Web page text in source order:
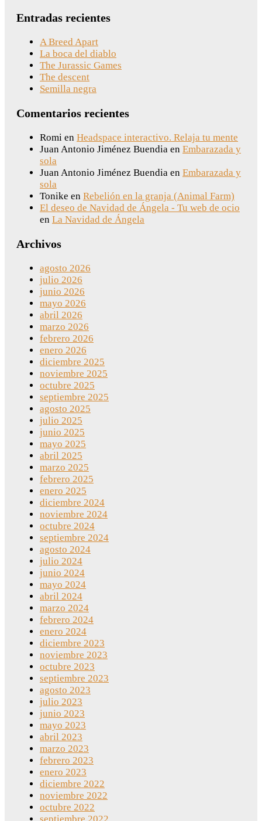
Entradas recientes
A Breed Apart
La boca del diablo
The Jurassic Games
The descent
Semilla negra
Comentarios recientes
Romi en Headspace interactivo. Relaja tu mente
Juan Antonio Jiménez Buendia en Embarazada y
sola
Juan Antonio Jiménez Buendia en Embarazada y
sola
Tonike en Rebelión en la granja (Animal Farm)
El deseo de Navidad de Ángela - Tu web de ocio
en La Navidad de Ángela
Archivos
agosto 2026
julio 2026
junio 2026
mayo 2026
abril 2026
marzo 2026
febrero 2026
enero 2026
diciembre 2025
noviembre 2025
octubre 2025
septiembre 2025
agosto 2025
julio 2025
junio 2025
mayo 2025
abril 2025
marzo 2025
febrero 2025
enero 2025
diciembre 2024
noviembre 2024
octubre 2024
septiembre 2024
agosto 2024
julio 2024
junio 2024
mayo 2024
abril 2024
marzo 2024
febrero 2024
enero 2024
diciembre 2023
noviembre 2023
octubre 2023
septiembre 2023
agosto 2023
julio 2023
junio 2023
mayo 2023
abril 2023
marzo 2023
febrero 2023
enero 2023
diciembre 2022
noviembre 2022
octubre 2022
septiembre 2022